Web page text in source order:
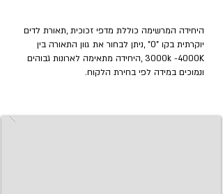
היחידה המרשימה כוללת מדפי זכוכית ,תאורת לדים
יוקרתית בקו "0" ,ניתן לבחור את גוון התאורה בין
3000k -4000K ,היחידה מתאימה לארונות גבוהים
ונמוכים במידה לפי בחירת הלקוח.